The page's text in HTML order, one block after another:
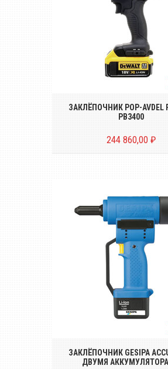
Беспроводной
установки вытяжных
диаметром от Ø 4.8 до
ЗАКЛЁПОЧНИК POP-AVDEL
PB3400
244 860,00 ₽
Аккумуляторный
установки вытяжных
диаметром от Ø 2.4 до
ЗАКЛЁПОЧНИК GESIPA
ДВУМЯ